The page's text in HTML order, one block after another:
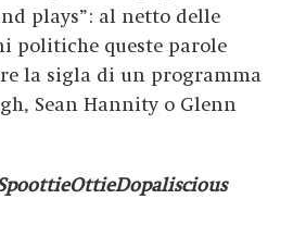
plays”: al netto delle
politiche queste parole
la sigla di un programma
Sean Hannity o Glenn